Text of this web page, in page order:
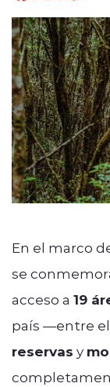
En el marco
se
acceso a 19
país —entre
reservas y